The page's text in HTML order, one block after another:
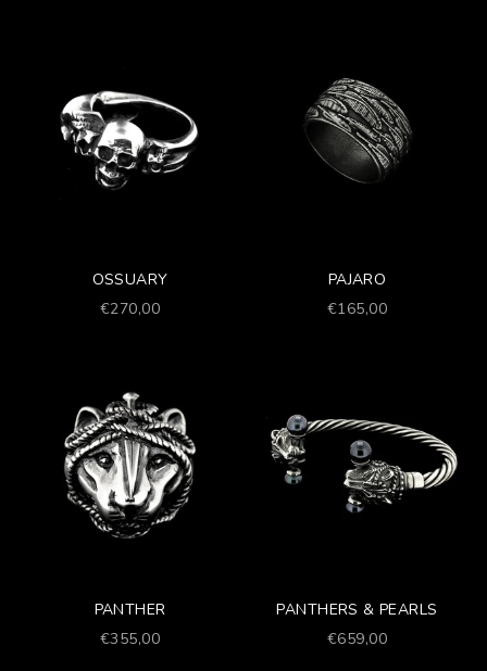
OSSUARY
Prezzo scontato
€270,00
PAJARO
Prezzo scontato
€165,00
PANTHER
Prezzo scontato
€355,00
PANTHERS & PEARLS
Prezzo scontato
€659,00